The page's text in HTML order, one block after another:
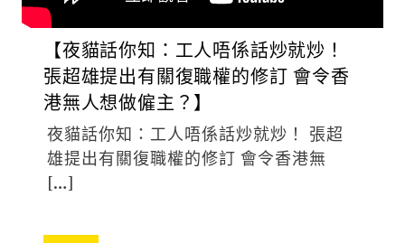
【夜貓話你知：工人唔係話炒就炒！
張超雄提出有關復職權的修訂 會令香
港無人想做僱主？】
夜貓話你知：工人唔係話炒就炒！ 張超
雄提出有關復職權的修訂 會令香港無
[…]